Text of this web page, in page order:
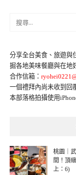
字:
分享全台美食、旅遊與
掘各地美味餐廳與在地
合作信箱：
一個禮拜內尚未收到回
本部落格拍攝使用
桃園｜
間！頂
上：6)